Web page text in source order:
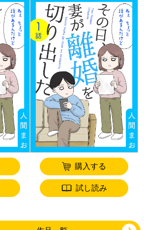
購入する
試し読み